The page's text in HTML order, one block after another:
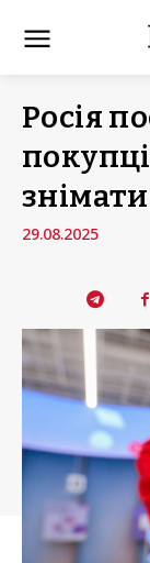
Росія
29.08.2025